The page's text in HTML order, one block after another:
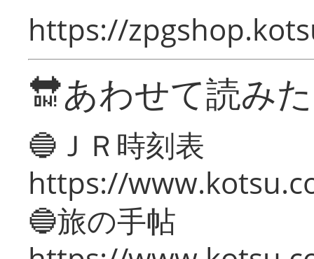
https://
🔛あわせて読み
🔵ＪＲ時刻表
https://
🔵旅の手帖